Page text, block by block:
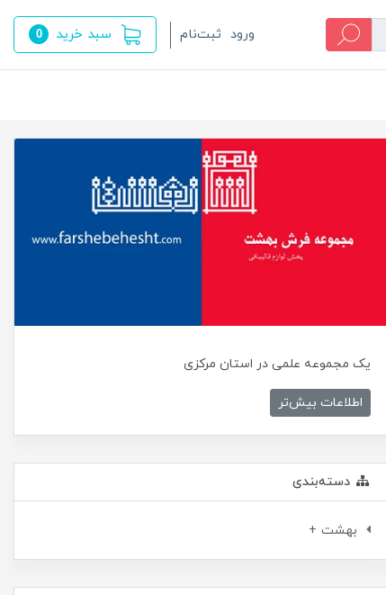
ورود ثبت‌نام سبد خرید 0
یک مجموعه علمی در استان مرکزی
اطلاعات بیش‌تر
دسته‌بندی
بهشت +